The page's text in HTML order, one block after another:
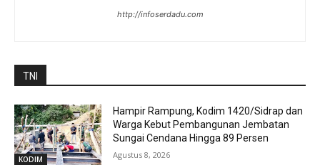
http://infoserdadu.com
TNI
KODIM
Hampir Rampung, Kodim 1420/Sidrap dan
Warga Kebut Pembangunan Jembatan
Sungai Cendana Hingga 89 Persen
Agustus 8, 2026